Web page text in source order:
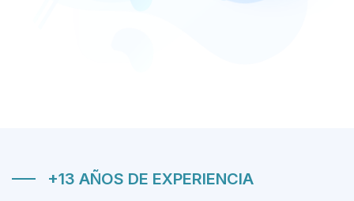
+13 AÑOS DE EXPERIENCIA